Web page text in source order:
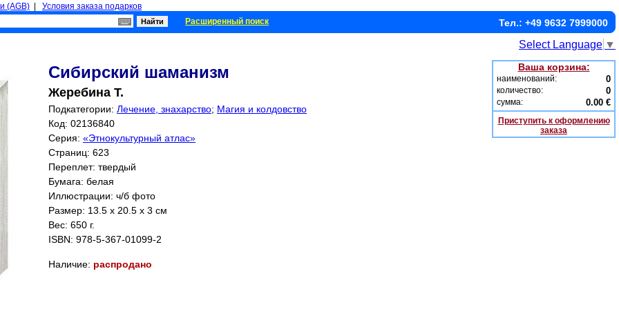
(AGB)
Условия заказа подарков
Расширенный поиск
Тел.: +49 9632 7999000
Select Language ▼
Сибирский шаманизм
Жеребина Т.
Подкатегории: Лечение, знахарство; Магия и колдовство
Код: 02136840
Серия: «Этнокультурный атлас»
Страниц: 623
Переплет: твердый
Бумага: белая
Иллюстрации: ч/б фото
Размер: 13.5 x 20.5 x 3 см
Вес: 650 г.
ISBN: 978-5-367-01099-2
Наличие: распродано
Ваша корзина:
наименований: 0
количество: 0
сумма: 0.00 €
Приступить к оформлению
заказа